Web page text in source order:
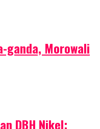
ganda, Morowali
DBH Nikel: